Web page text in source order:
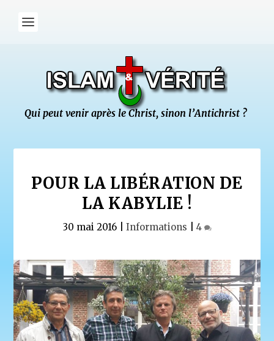
POUR LA LIBÉRATION DE
LA KABYLIE !
30 mai 2016| Informations 4